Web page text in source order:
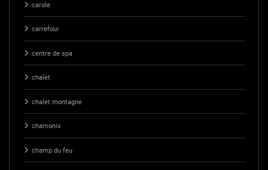
carole
carrefour
centre de spa
chalet
chalet montagne
chamonix
champ du feu